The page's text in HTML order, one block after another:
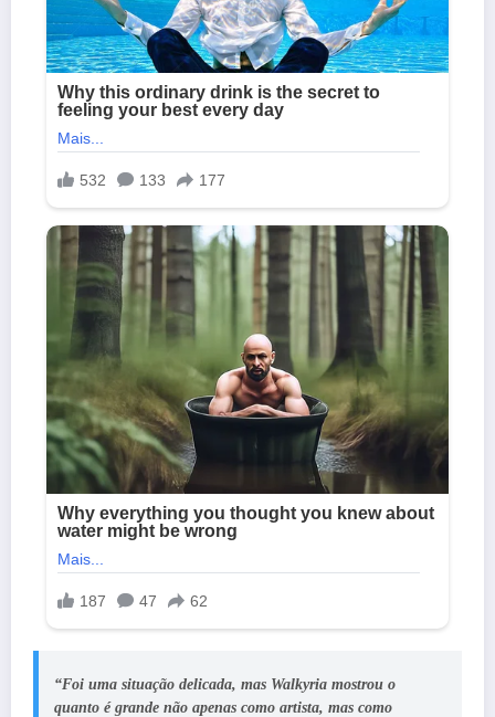
“Foi uma situação delicada, mas Walkyria mostrou o
quanto é grande não apenas como artista, mas como